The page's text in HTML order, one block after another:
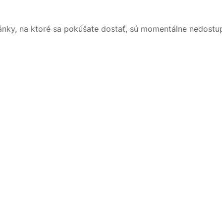
na ktoré sa pokúšate dostať, sú momentálne